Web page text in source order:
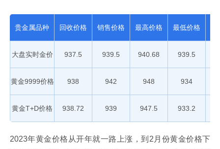
贵金属品种 回收价格 销售价格 最高价格 最低价格
大盘实时金价 937.5 939.5 940.68 939.5
黄金9999价格 938 942 948 934
黄金T+D价格 938.72 939 947.5 933.2
2023年黄金价格从开年就一路上涨，到2月份黄金价格下